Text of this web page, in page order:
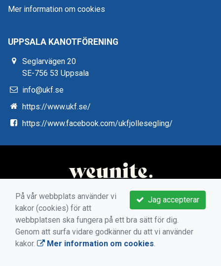
Mer information om cookies
UPPSALA KANOTFÖRENING
Seglarvägen 20
SE-756 53 Uppsala
info@ukf.se
https://www.ukf.se/
https://www.facebook.com/ukfjollesegling/
Jag accepterar
På vår webbplats använder vi
kakor (cookies) för att
webbplatsen ska fungera på ett bra sätt för dig.
Genom att surfa vidare godkänner du att vi använder
kakor.
Mer information om cookies.